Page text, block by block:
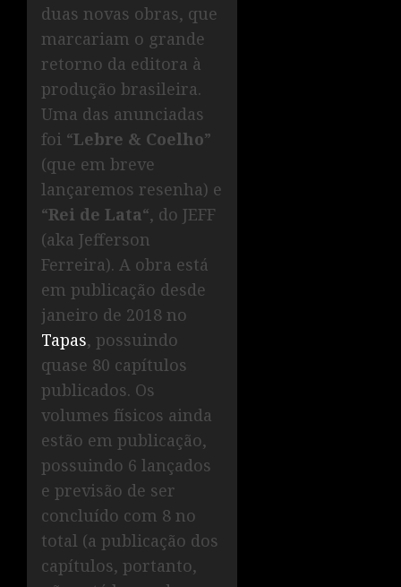
duas novas obras, que
marcariam o grande
retorno da editora à
produção brasileira.
Uma das anunciadas
foi “Lebre & Coelho”
(que em breve
lançaremos resenha) e
“Rei de Lata“, do JEFF
(aka Jefferson
Ferreira). A obra está
em publicação desde
janeiro de 2018 no
Tapas, possuindo
quase 80 capítulos
publicados. Os
volumes físicos ainda
estão em publicação,
possuindo 6 lançados
e previsão de ser
concluído com 8 no
total (a publicação dos
capítulos, portanto,